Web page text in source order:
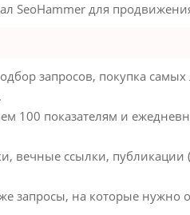
SeoHammer для
запросов, покупка самых
100 показателям и
вечные ссылки,
запросы, на которые нужно